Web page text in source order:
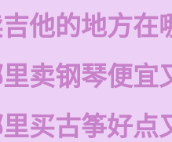
他的地方在
卖钢琴便宜
买古筝好点